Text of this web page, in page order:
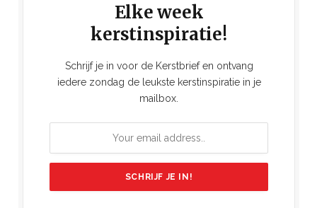
Elke week
kerstinspiratie!
Schrijf je in voor de Kerstbrief en ontvang
iedere zondag de leukste kerstinspiratie in je
mailbox.